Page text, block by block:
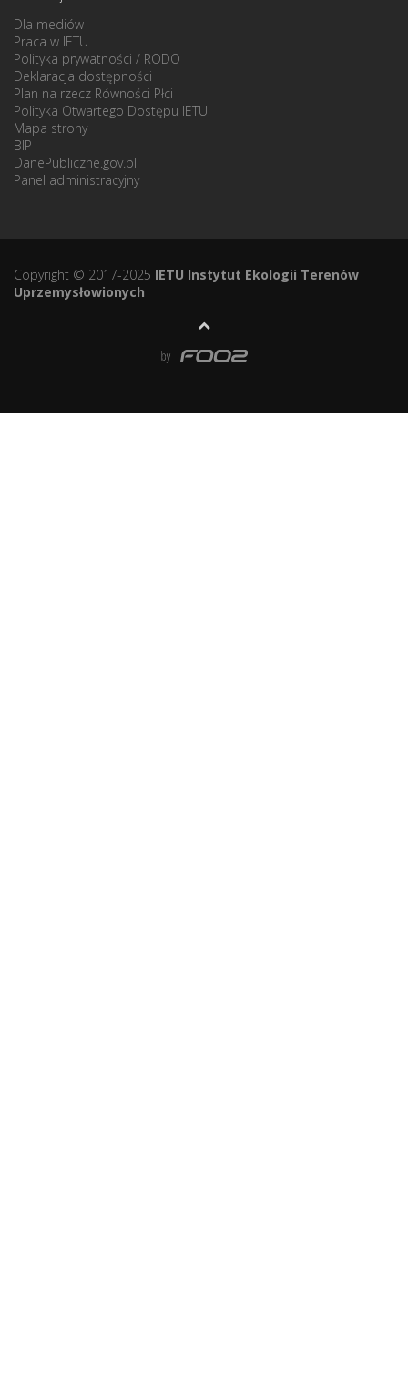
Dla mediów
Praca w IETU
Polityka prywatności / RODO
Deklaracja dostępności
Plan na rzecz Równości Płci
Polityka Otwartego Dostępu IETU
Mapa strony
BIP
DanePubliczne.gov.pl
Panel administracyjny
Copyright © 2017-2025 IETU Instytut Ekologii Terenów
Uprzemysłowionych